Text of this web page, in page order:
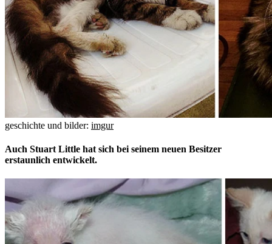
geschichte und bilder: imgur
Auch Stuart Little hat sich bei seinem neuen Besitzer
erstaunlich entwickelt.